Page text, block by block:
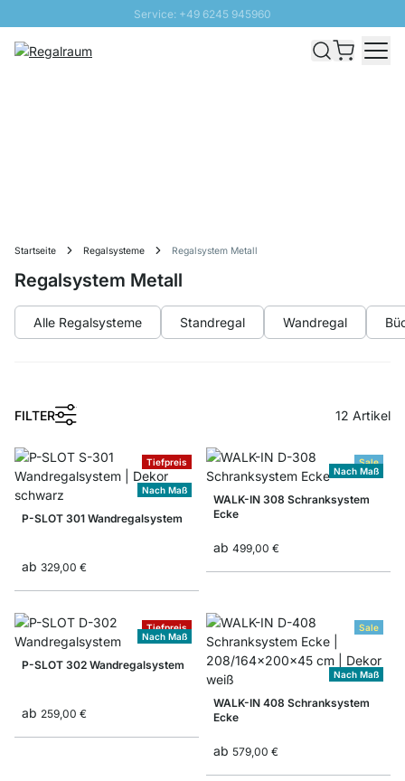
Service: +49 6245 945960
Schnelle Lieferung - Gratis Versand ab 100€
Startseite Regalsysteme Regalsystem Metall
Regalsystem Metall
Alle Regalsysteme Standregal Wandregal
FILTER
1
12 Artikel
Tiefpreis
Nach Maß
P-SLOT 301 Wandregalsystem
ab 329,00 €
Sale
Nach Maß
WALK-IN 308 Schranksystem
Ecke
ab 499,00 €
Tiefpreis
Nach Maß
P-SLOT 302 Wandregalsystem
ab 259,00 €
Sale
Nach Maß
WALK-IN 408 Schranksystem
Ecke
ab 579,00 €